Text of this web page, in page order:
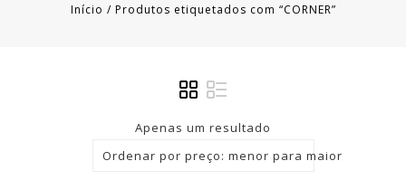
Início / Produtos etiquetados com “CORNER”
Apenas um resultado
Ordenar por preço: menor para maior